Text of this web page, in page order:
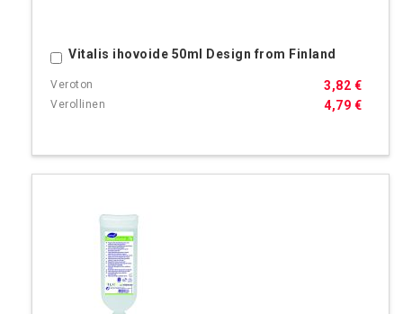
Vitalis ihovoide 50ml Design from Finland
4,79 €
3,82 €
Ostoskoriin